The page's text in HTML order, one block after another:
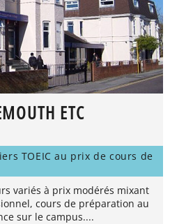
ETC
TOEIC au prix de cours de
variés à prix modérés mixant
cours de préparation au
sur le campus....